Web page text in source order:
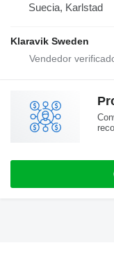
Suecia, Karlstad
Klaravik Sweden